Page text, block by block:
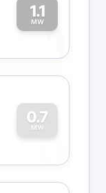
1.1
MW1
0.7
MW
0